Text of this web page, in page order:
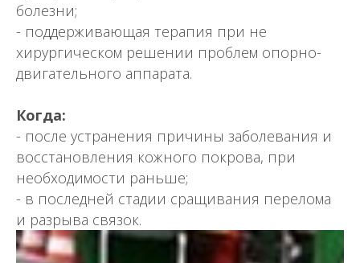
болезни;
- поддерживающая терапия при не
хирургическом решении проблем опорно-
двигательного аппарата.
Когда:
- после устранения причины заболевания и
восстановления кожного покрова, при
необходимости раньше;
- в последней стадии сращивания перелома
и разрыва связок.